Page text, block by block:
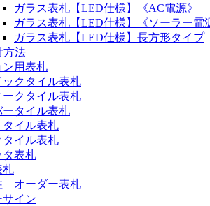
ガラス表札【LED仕様】《AC電源》
ガラス表札【LED仕様】《ソーラー電
ガラス表札【LED仕様】長方形タイプ
方法
ン用表札
ックタイル表札
ークタイル表札
ータイル表札
タイル表札
タイル表札
タ表札
札
オーダー表札
サイン